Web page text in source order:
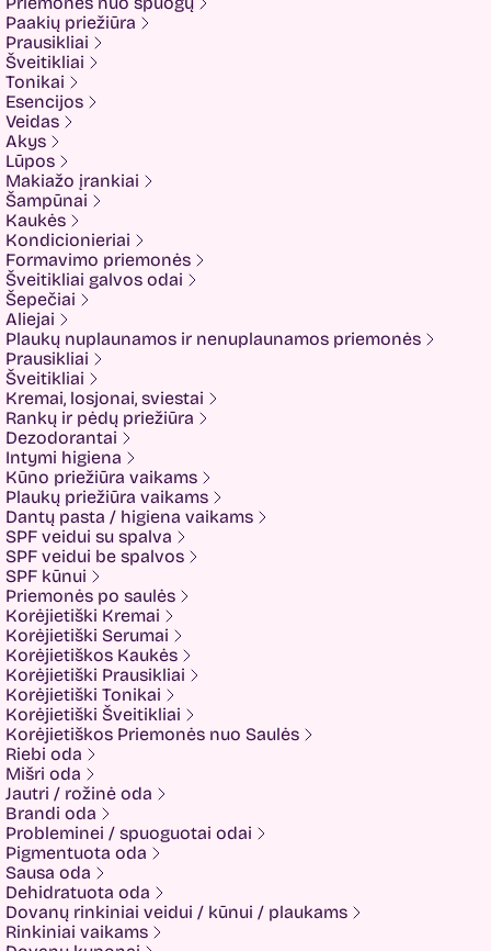
COVEDERM
Crazy Hair
Dalton
Dear Doer
Ekseption
Elizavecca
ESFOLIO
ETUDE
Eyenlip
FaceFacts
Fariis
Fixderma
Fluff
Formal Bee
Fusion
Glow Hub
HeadShock
Hiskin
Holika holika
Imbue
Imbue.
INOAR
Isntree
IUNIK
K-MOM
Kadus Professional
Keenwell
KLERADERM
KOSE
Kyra
LANEIGE
Look At Me
Luvum
LYL
Mancera
MEDI-PEEL
Medicube
MESOTECH
Minetan
Missha
Mom and Who?
Montale
Mother-K
Muckypups
Nacomi
NEOGEN
NEVERTI
Nusuk
Paakių priežiūra
Prausikliai
Šveitikliai
Tonikai
Esencijos
Veidas
Akys
Lūpos
Makiažo įrankiai
Šampūnai
Kaukės
Kondicionieriai
Formavimo priemonės
Šveitikliai galvos odai
Šepečiai
Aliejai
Plaukų nuplaunamos ir nenuplaunamos priemonės
Prausikliai
Šveitikliai
Kremai, losjonai, sviestai
Rankų ir pėdų priežiūra
Dezodorantai
Intymi higiena
Kūno priežiūra vaikams
Plaukų priežiūra vaikams
Dantų pasta / higiena vaikams
SPF veidui su spalva
SPF veidui be spalvos
SPF kūnui
Priemonės po saulės
Korėjietiški Kremai
Korėjietiški Serumai
Korėjietiškos Kaukės
Korėjietiški Prausikliai
Korėjietiški Tonikai
Korėjietiški Šveitikliai
Korėjietiškos Priemonės nuo Saulės
Riebi oda
Mišri oda
Jautri / rožinė oda
Brandi oda
Probleminei / spuoguotai odai
Pigmentuota oda
Sausa oda
Dehidratuota oda
Dovanų rinkiniai veidui / kūnui / plaukams
Rinkiniai vaikams